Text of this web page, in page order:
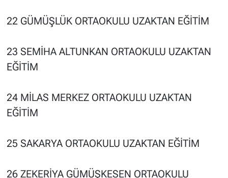
22 GÜMÜŞLÜK ORTAOKULU UZAKTAN EĞİTİM
23 SEMİHA ALTUNKAN ORTAOKULU UZAKTAN
EĞİTİM
24 MİLAS MERKEZ ORTAOKULU UZAKTAN
EĞİTİM
25 SAKARYA ORTAOKULU UZAKTAN EĞİTİM
26 ZEKERİYA GÜMÜŞKESEN ORTAOKULU